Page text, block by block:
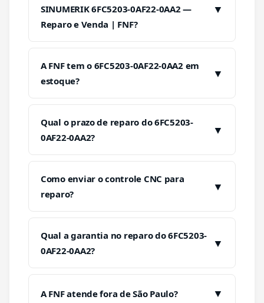
SINUMERIK 6FC5203-0AF22-0AA2 —
Reparo e Venda | FNF?
▼
A FNF tem o 6FC5203-0AF22-0AA2 em
estoque?
▼
Qual o prazo de reparo do 6FC5203-
0AF22-0AA2?
▼
Como enviar o controle CNC para
reparo?
▼
Qual a garantia no reparo do 6FC5203-
0AF22-0AA2?
▼
A FNF atende fora de São Paulo? ▼